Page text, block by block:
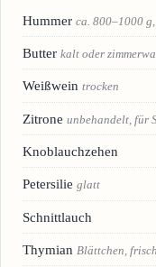
Hummer ca. 800–1000
Butter kalt oder
Weißwein trocken
Zitrone unbehandelt, für
Knoblauchzehen
Petersilie glatt
Schnittlauch
Thymian Blättchen,